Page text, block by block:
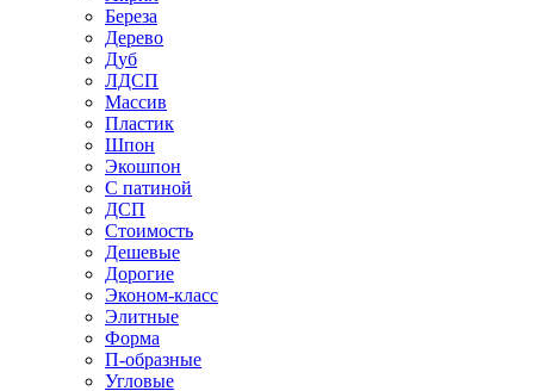
Береза
Дерево
Дуб
ЛДСП
Массив
Пластик
Шпон
Экошпон
С патиной
ДСП
Стоимость
Дешевые
Дорогие
Эконом-класс
Элитные
Форма
П-образные
Угловые